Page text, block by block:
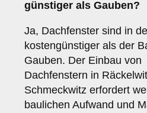
günstiger als Gauben?
Ja, Dachfenster sind in
kostengünstiger als der
Gauben. Der Einbau von
Dachfenstern in
Schmeckwitz erfordert
baulichen Aufwand und